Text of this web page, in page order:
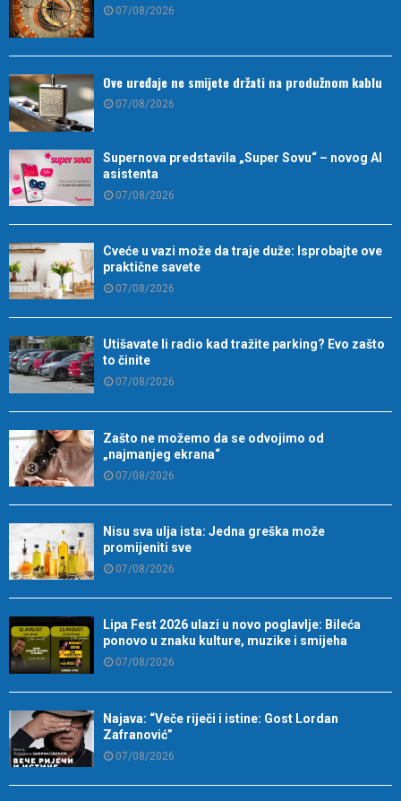
07/08/2026
Ove uređaje ne smijete držati na produžnom kablu
07/08/2026
Supernova predstavila „Super Sovu“ – novog AI
asistenta
07/08/2026
Cveće u vazi može da traje duže: Isprobajte ove
praktične savete
07/08/2026
Utišavate li radio kad tražite parking? Evo zašto
to činite
07/08/2026
Zašto ne možemo da se odvojimo od
„najmanjeg ekrana“
07/08/2026
Nisu sva ulja ista: Jedna greška može
promijeniti sve
07/08/2026
Lipa Fest 2026 ulazi u novo poglavlje: Bileća
ponovo u znaku kulture, muzike i smijeha
07/08/2026
Najava: “Veče riječi i istine: Gost Lordan
Zafranović”
07/08/2026